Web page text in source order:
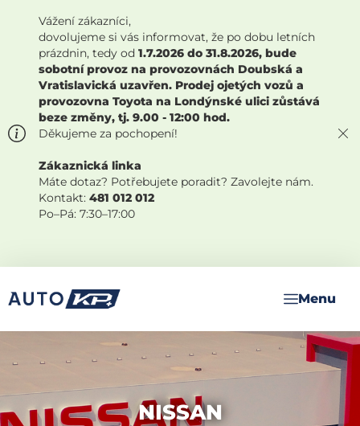
Vážení zákazníci,
dovolujeme si vás informovat, že po dobu letních
prázdnin, tedy od 1.7.2026 do 31.8.2026, bude
sobotní provoz na provozovnách Doubská a
Vratislavická uzavřen. Prodej ojetých vozů a
provozovna Toyota na Londýnské ulici zůstává
beze změny, tj. 9.00 - 12:00 hod.
Děkujeme za pochopení!
Zákaznická linka
Máte dotaz? Potřebujete poradit? Zavolejte nám.
Kontakt: 481 012 012
Po–Pá: 7:30–17:00
NISSAN